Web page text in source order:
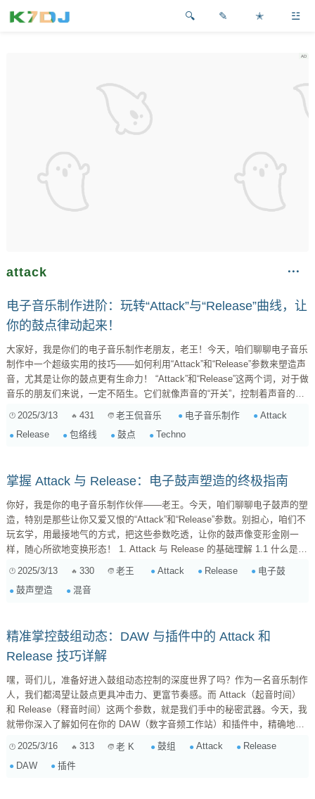
✎ ✭ ☳
attack
电子音乐制作进阶：玩转“Attack”与“Release”曲线，让
你的鼓点律动起来！
大家好，我是你们的电子音乐制作老朋友，老王！今天，咱们聊聊电子音乐
制作中一个超级实用的技巧——如何利用“Attack”和“Release”参数来塑造声
音，尤其是让你的鼓点更有生命力！ “Attack”和“Release”这两个词，对于做
音乐的朋友们来说，一定不陌生。它们就像声音的“开关”，控制着声音的
急，老王今天就带你深入挖掘“Attack”和“Release”曲线的奥秘，教你如何在
不同类型的电子音乐风格中，巧妙运用这些参数，让你的鼓点像活过来一
2025/3/13 431 老王侃音乐 电子音乐制作
Attack
Release
包络线 鼓点 Techno
掌握 Attack 与 Release：电子鼓声塑造的终极指南
你好，我是你的电子音乐制作伙伴——老王。今天，咱们聊聊电子鼓声的塑
造，特别是那些让你又爱又恨的“Attack”和“Release”参数。别担心，咱们不
玩玄学，用最接地气的方式，把这些参数吃透，让你的鼓声像变形金刚一
样，随心所欲地变换形态！ 1. Attack 与 Release 的基础理解 1.1 什么是
一下，你敲一下军鼓，鼓皮被击打，然后声音逐渐达到最大响度。Attack
2025/3/13 330 老王 Attack Release
电子鼓
鼓声塑造
混音
精准掌控鼓组动态：DAW 与插件中的 Attack 和
Release 技巧详解
嘿，哥们儿，准备好进入鼓组动态控制的深度世界了吗？作为一名音乐制作
人，我们都渴望让鼓点更具冲击力、更富节奏感。而 Attack（起音时间）
和 Release（释音时间）这两个参数，就是我们手中的秘密武器。今天，我
就带你深入了解如何在你的 DAW（数字音频工作站）和插件中，精确地控
制鼓组的这两个关键参数，让你的音乐更上一层楼。 一、Attack 与
鬼。 Attack（起音时间） ：指的是声音从开始到达到最大音...
2025/3/16 313 老 K 鼓组 Attack
Release
DAW
插件